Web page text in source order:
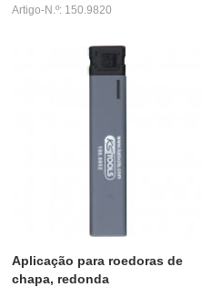
Artigo-N.º: 150.9820
Aplicação para roedoras de
chapa, redonda